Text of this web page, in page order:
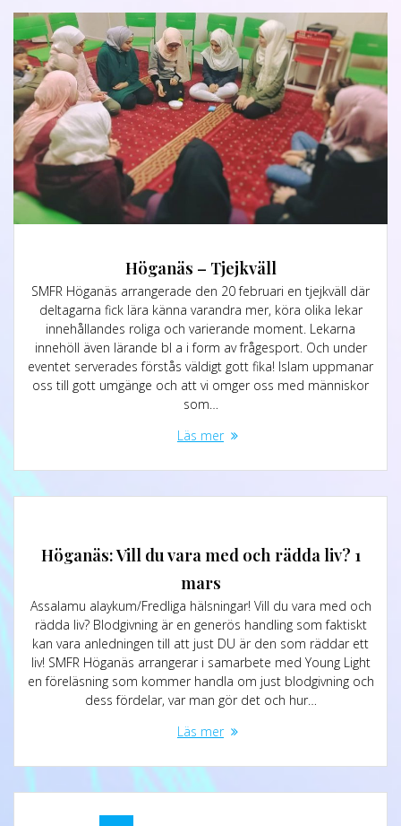
Höganäs – Tjejkväll
SMFR Höganäs arrangerade den 20 februari en tjejkväll där
deltagarna fick lära känna varandra mer, köra olika lekar
innehållandes roliga och varierande moment. Lekarna
innehöll även lärande bl a i form av frågesport. Och under
eventet serverades förstås väldigt gott fika! Islam uppmanar
oss till gott umgänge och att vi omger oss med människor
som…
Läs mer
Höganäs: Vill du vara med och rädda liv? 1
mars
Assalamu alaykum/Fredliga hälsningar! Vill du vara med och
rädda liv? Blodgivning är en generös handling som faktiskt
kan vara anledningen till att just DU är den som räddar ett
liv! SMFR Höganäs arrangerar i samarbete med Young Light
en föreläsning som kommer handla om just blodgivning och
dess fördelar, var man gör det och hur…
Läs mer